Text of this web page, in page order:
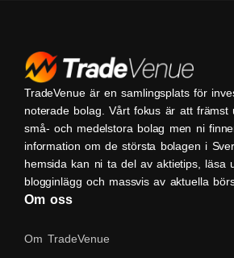
TradeVenue är en samlingsplats för
noterade bolag. Vårt fokus är att främst
små- och medelstora bolag men ni
information om de största bolagen i
hemsida kan ni ta del av aktietips, läsa
blogginlägg och massvis av aktuella
Om oss
Om TradeVenue